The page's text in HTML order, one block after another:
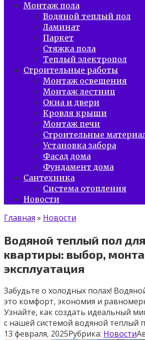
Монтаж пола
Водяной теплый пол
Ламинат
Паркет
Стяжка пола
Теплый электропол
Строительные работы
Монтаж освещения
Монтаж лестниц
Окна и двери
Кровля крыши
Монтаж печи
Строительные
Установка забора
Фасад дома
Фундамент дома
Сантехника
Система отопления
Новости
Главная » Новости
Водяной теплый пол
квартиры: выбор,
эксплуатация
Забудьте о холодных полах!
это комфорт, экономия и
Узнайте, как создать идеальный
с нашей системой водяной теплый
13 февраля, 2025Рубрика: Новости